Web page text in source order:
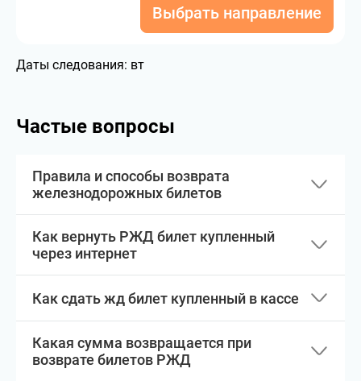
Выбрать направление
Даты следования: вт
Частые вопросы
Правила и способы возврата
железнодорожных билетов
Как вернуть РЖД билет купленный
через интернет
Как сдать жд билет купленный в кассе
Какая сумма возвращается при
возврате билетов РЖД